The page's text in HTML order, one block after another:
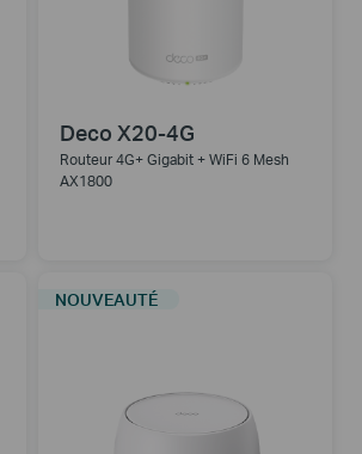
Deco X20-4G
Routeur 4G+ Gigabit + WiFi 6 Mesh
AX1800
NOUVEAUTÉ